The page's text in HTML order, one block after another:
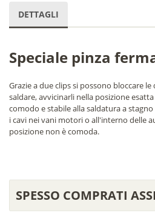
DETTAGLI
Speciale pinza
Grazie a due clips si possono bloccare
saldare, avvicinarli nella posizione
comodo e stabile alla saldatura a
i cavi nei vani motori o all'interno delle
posizione non è comoda.
SPESSO COMPRATI